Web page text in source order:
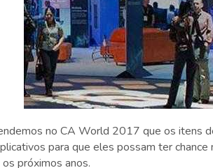
no CA World 2017 que os itens
para que eles possam ter
os próximos anos.